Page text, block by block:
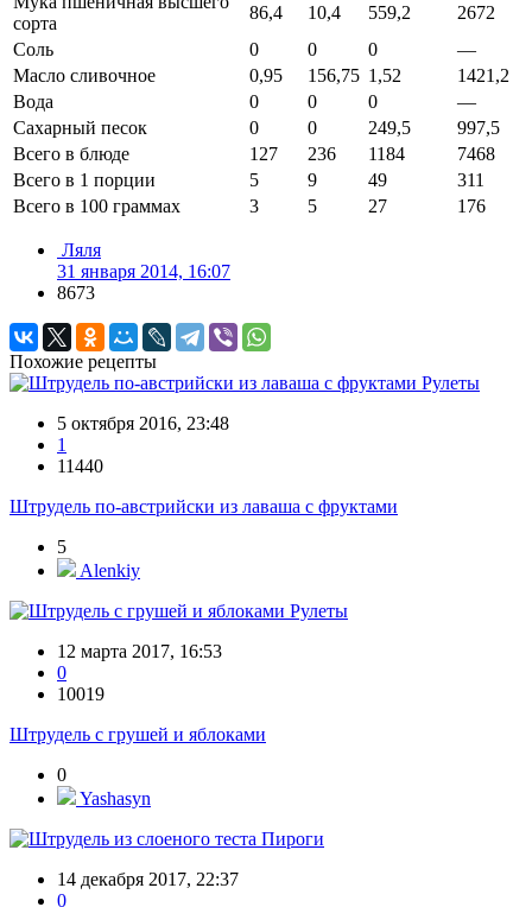
сорта
86,4 10,4 559,2
2672
Соль
0 0 0
—
Масло сливочное
0,95 156,75 1,52
1421,2
Вода
0 0 0
—
Сахарный песок
0 0 249,5
997,5
Всего в блюде
127 236 1184
7468
Всего в 1 порции
5 9 49
311
Всего в 100 граммах
3 5 27 176
Ляля
31 января 2014, 16:07
8673
Похожие рецепты
Рулеты
5 октября 2016, 23:48
1
11440
Штрудель по-австрийски из лаваша с фруктами
5
Alenkiy
Рулеты
12 марта 2017, 16:53
0
10019
Штрудель с грушей и яблоками
0
Yashasyn
Пироги
14 декабря 2017, 22:37
0